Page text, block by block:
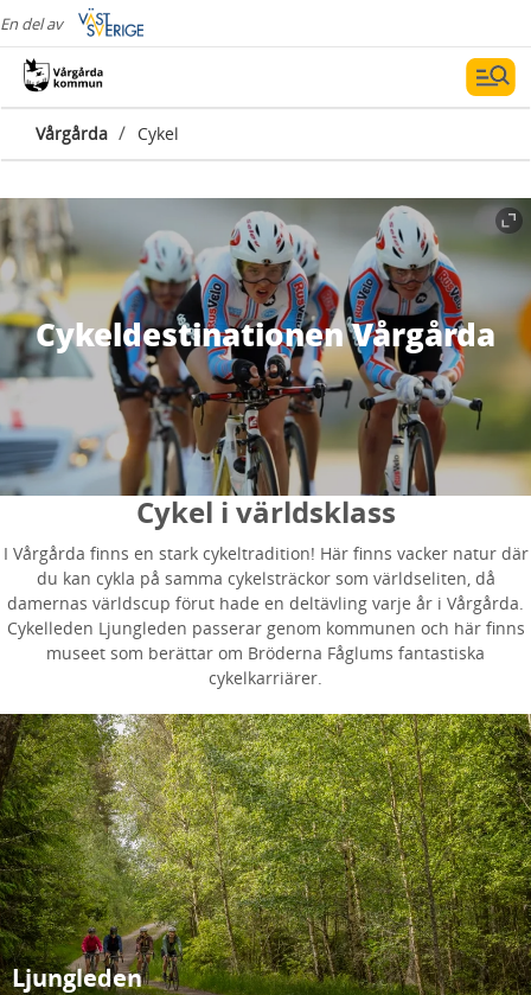
En del av
Vårgårda / Cykel
Cykeldestinationen Vårgårda
Cykel i världsklass
I Vårgårda finns en stark cykeltradition! Här finns vacker natur där
du kan cykla på samma cykelsträckor som världseliten, då
damernas världscup förut hade en deltävling varje år i Vårgårda.
Cykelleden Ljungleden passerar genom kommunen och här finns
museet som berättar om Bröderna Fåglums fantastiska
cykelkarriärer.
Ljungleden